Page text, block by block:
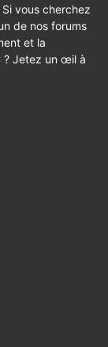
vous cherchez
de nos forums
et la
? Jetez un œil à